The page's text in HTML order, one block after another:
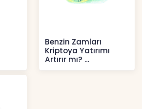
Benzin Zamları
Kriptoya Yatırımı
Artırır mı?
Kripto